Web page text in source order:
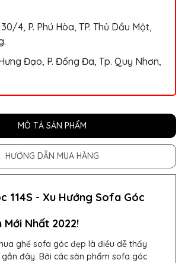
4, P. Phú Hòa, TP. Thủ Dầu Một,
Đạo, P. Đống Đa, Tp. Quy Nhơn,
MÔ TẢ SẢN PHẨM
HƯỚNG DẪN MUA HÀNG
114S - Xu Hướng Sofa Góc
Mới Nhất 2022!
ghế sofa góc đẹp là điều dễ thấy
đây. Bởi các sản phẩm sofa góc